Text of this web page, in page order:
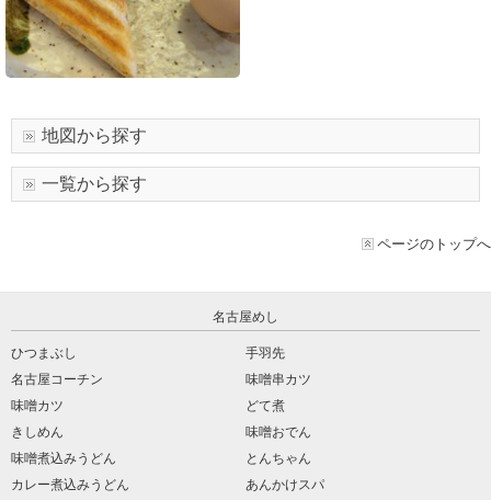
地図から探す
一覧から探す
ページのトップへ
名古屋めし
ひつまぶし
名古屋コーチン
味噌カツ
きしめん
味噌煮込みうどん
カレー煮込みうどん
手羽先
味噌串カツ
どて煮
味噌おでん
とんちゃん
あんかけスパ